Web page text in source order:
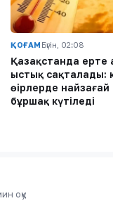
ҚОҒАМ Бүгін, 02:08
Қазақстанда ертең
ыстық сақталады:
өңірлерде
бұршақ күтіледі
оқу